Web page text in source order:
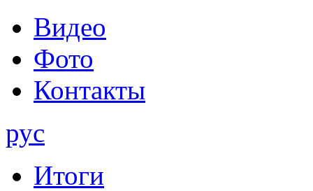
Видео
Фото
Контакты
рус
Итоги